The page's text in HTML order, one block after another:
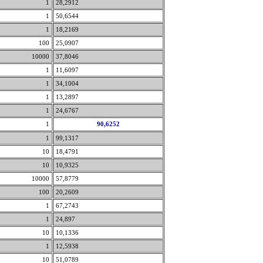
1
28,2912
1
50,6544
1
18,2169
100
25,0907
10000
37,8046
1
11,6097
1
34,1004
1
13,2897
1
24,6767
1
90,6252
1
99,1317
10
18,4791
10
10,9325
10000
57,8779
100
20,2609
1
67,2743
1
24,897
10
10,1336
1
12,5938
10
51,0789